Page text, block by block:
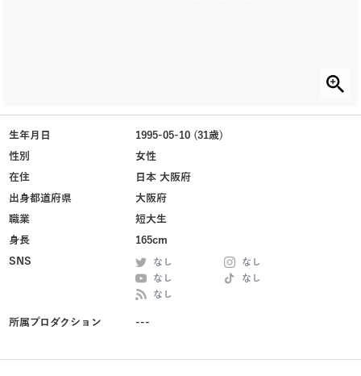
生年月日
1995-05-10 (31歳)
性別
女性
在住
日本 大阪府
出身都道府県
大阪府
職業
短大生
身長
165cm
SNS
なし
なし
なし
なし
なし
所属プロダクション ---